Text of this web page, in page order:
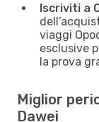
Iscriviti a
viaggi
esclusive
la prova
Miglior
Dawei